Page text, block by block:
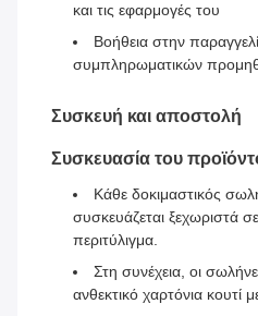
και τις εφαρμογές του
Βοήθεια στην
συμπληρωματικών
Συσκευή και αποστολή
Συσκευασία του
Κάθε δοκιμαστικός
συσκευάζεται ξεχωριστά
περιτύλιγμα.
Στη συνέχεια, οι
ανθεκτικό χαρτόνια κουτί